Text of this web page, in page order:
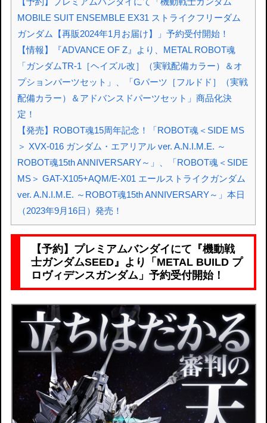
MOBILE SUIT ENSEMBLE EX31 ストライクフリーダム
ガンダム【再販2024年1月お届け】」予約受付開始！
【情報】『ADVANCE OF Z』より、METAL ROBOT魂
「ガンダムTR-1［ヘイズル改］（実戦配備カラー）＆オ
プションパーツセット」、「Gパーツ［フルドド］（実戦
配備カラー）＆アドバンスドパーツセット」商品化決
定！
【発売】ROBOT魂15周年記念！「ROBOT魂＜SIDE MS
＞ XVX-016 ガンダム・エアリアル ver. A.N.I.M.E. ～
ROBOT魂15th ANNIVERSARY～」、「ROBOT魂＜SIDE
MS＞ GAT-X105+AQM/E-X01 エールストライクガンダム
ver. A.N.I.M.E. ～ROBOT魂15th ANNIVERSARY～」本日
（2023年9月16日）発売！
【予約】プレミアムバンダイにて『機動戦
士ガンダムSEED』より「METAL BUILD プ
ロヴィデンスガンダム」予約受付開始！